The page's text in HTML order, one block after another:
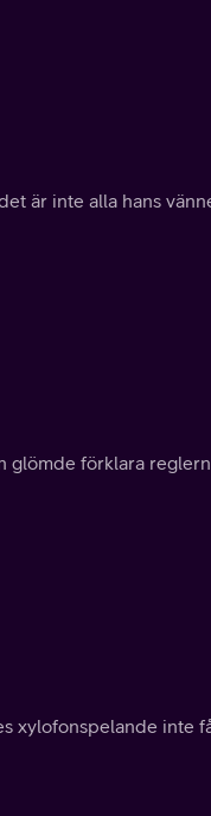
är inte alla hans
glömde förklara
xylofonspelande inte